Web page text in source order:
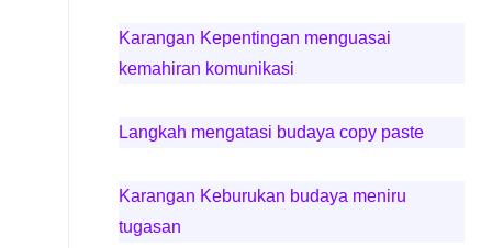
Karangan Kepentingan menguasai
kemahiran komunikasi
Langkah mengatasi budaya copy paste
Karangan Keburukan budaya meniru
tugasan